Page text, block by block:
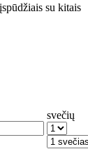
su kitais
svečių